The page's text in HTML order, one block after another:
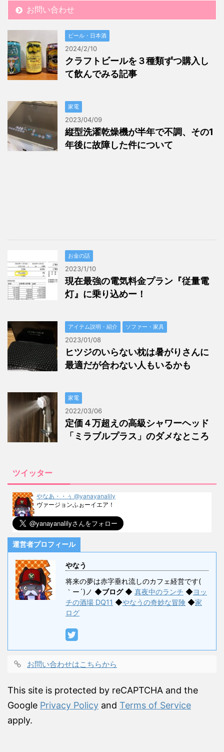
お問い合わせ
ビール・日本酒
2024/2/10
クラフトビールを３種類ずつ購入し
て飲んでみる記事
家電
2023/04/09
縦型洗濯乾燥機が半年で不調、その1
年後に故障した件について
お金の話
2023/1/10
現在最強の電気料金プラン『従量電
灯』に乗り込めー！
アイテム説明・紹介 ソファー・家具
2023/01/08
ヒツジのいらない枕は暑がりさんに
最適だが合わない人もいるかも
家電
2022/03/06
定価４万超えの高級シャワーヘッド
「ミラブルプラス」のダメなところ
ツイッター
やなあ・・ぅ @yanayanalily
ヴァージョンふぉーイエア！
運営者プロフィール
やなう
将来の夢は赤字垂れ流しのカフェ経営です(
｀ー´)ノ ◆ブログ◆ 真夜中のランチ ◆ヨッ
チの酒場 DQ11 ◆やなうの奇妙な冒険 ◆家
ログ
お問い合わせはこちらから
This site is protected by reCAPTCHA and the
Google Privacy Policy and Terms of Service
apply.